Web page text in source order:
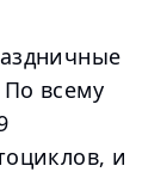
всему
и